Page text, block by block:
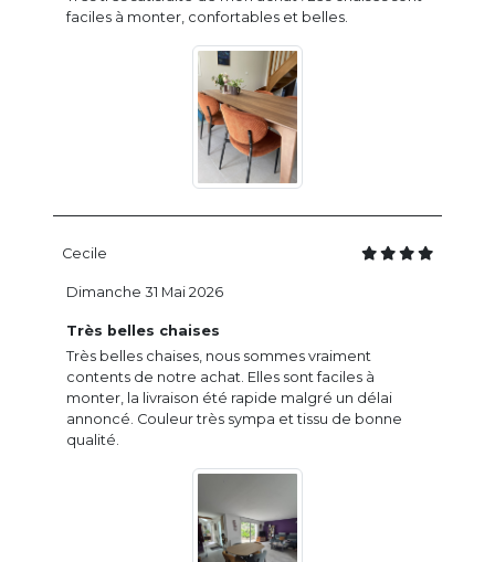
faciles à monter, confortables et belles.
Cecile
Très belles chaises
Très belles chaises, nous sommes vraiment
contents de notre achat. Elles sont faciles à
monter, la livraison été rapide malgré un délai
annoncé. Couleur très sympa et tissu de bonne
qualité.
Dimanche 31 Mai 2026